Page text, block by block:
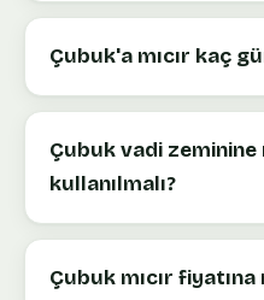
Çubuk'a mıcır kaç
Çubuk vadi zeminine
kullanılmalı?
Çubuk mıcır